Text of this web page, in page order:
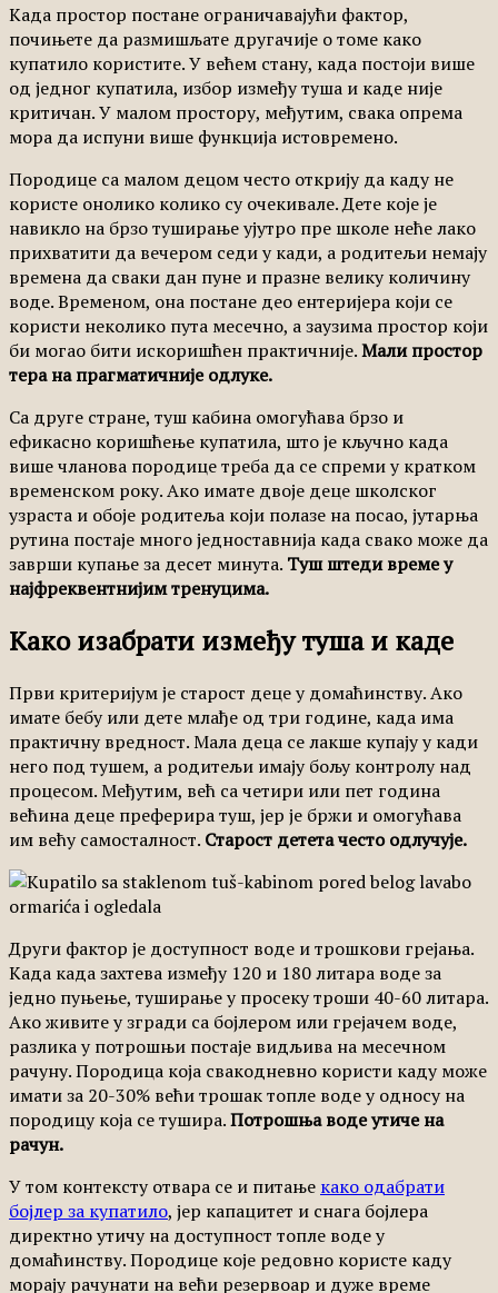
Када простор постане ограничавајући фактор,
почињете да размишљате другачије о томе како
купатило користите. У већем стану, када постоји више
од једног купатила, избор између туша и каде није
критичан. У малом простору, међутим, свака опрема
мора да испуни више функција истовремено.
Породице са малом децом често открију да каду не
користе онолико колико су очекивале. Дете које је
навикло на брзо туширање ујутро пре школе неће лако
прихватити да вечером седи у кади, а родитељи немају
времена да сваки дан пуне и празне велику количину
воде. Временом, она постане део ентеријера који се
користи неколико пута месечно, а заузима простор који
би могао бити искоришћен практичније.Мали простор
тера на прагматичније одлуке.
Са друге стране, туш кабина омогућава брзо и
ефикасно коришћење купатила, што је кључно када
више чланова породице треба да се спреми у кратком
временском року. Ако имате двоје деце школског
узраста и обоје родитеља који полазе на посао, јутарња
рутина постаје много једноставнија када свако може да
заврши купање за десет минута. Туш штеди време у
најфреквентнијим тренуцима.
Како изабрати између туша и каде
Први критеријум је старост деце у домаћинству. Ако
имате бебу или дете млађе од три године, када има
практичну вредност. Мала деца се лакше купају у кади
него под тушем, а родитељи имају бољу контролу над
процесом. Међутим, већ са четири или пет година
већина деце преферира туш, јер је бржи и омогућава
им већу самосталност. Старост детета често одлучује.
Други фактор је доступност воде и трошкови грејања.
Када када захтева између 120 и 180 литара воде за
једно пуњење, туширање у просеку троши 40-60 литара.
Ако живите у згради са бојлером или грејачем воде,
разлика у потрошњи постаје видљива на месечном
рачуну. Породица која свакодневно користи каду може
имати за 20-30% већи трошак топле воде у односу на
породицу која се тушира.Потрошња воде утиче на
рачун.
У том контексту отвара се и питање како одабрати
бојлер за купатило, јер капацитет и снага бојлера
директно утичу на доступност топле воде у
домаћинству. Породице које редовно користе каду
морају рачунати на већи резервоар и дуже време